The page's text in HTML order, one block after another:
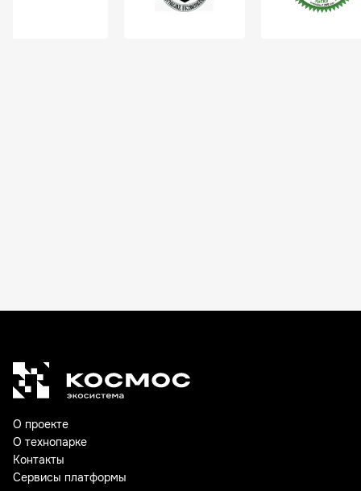
О проекте
О технопарке
Контакты
Сервисы платформы